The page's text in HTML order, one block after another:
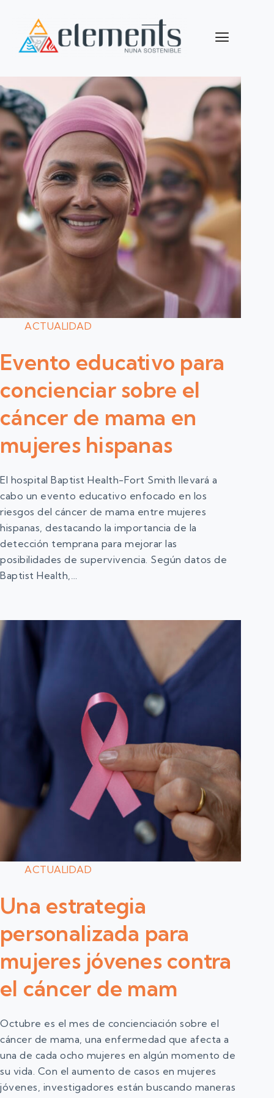
ACTUALIDAD
Evento educativo para
concienciar sobre el
cáncer de mama en
mujeres hispanas
El hospital Baptist Health-Fort Smith llevará a
cabo un evento educativo enfocado en los
riesgos del cáncer de mama entre mujeres
hispanas, destacando la importancia de la
detección temprana para mejorar las
posibilidades de supervivencia. Según datos de
Baptist Health,…
ACTUALIDAD
Una estrategia
personalizada para
mujeres jóvenes contra
el cáncer de mam
Octubre es el mes de concienciación sobre el
cáncer de mama, una enfermedad que afecta a
una de cada ocho mujeres en algún momento de
su vida. Con el aumento de casos en mujeres
jóvenes, investigadores están buscando maneras